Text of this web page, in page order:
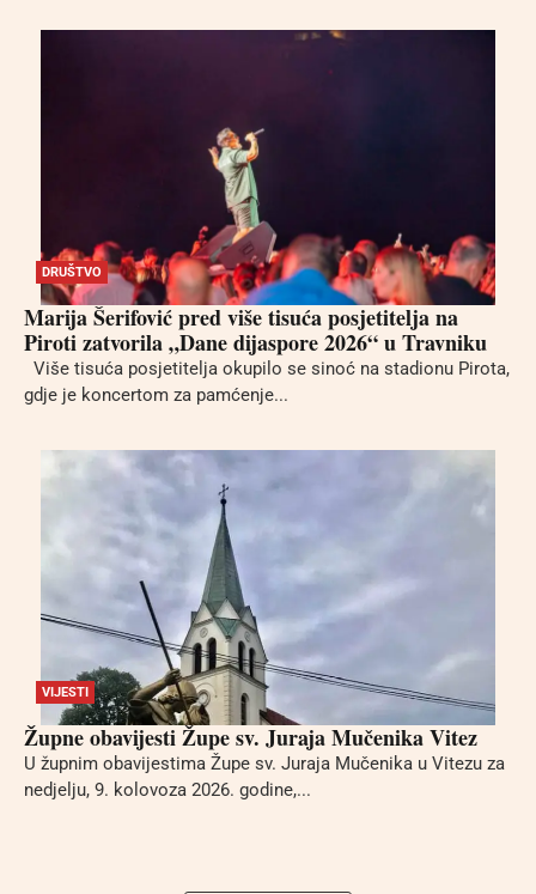
DRUŠTVO
Marija Šerifović pred više tisuća posjetitelja na
Piroti zatvorila „Dane dijaspore 2026“ u Travniku
Više tisuća posjetitelja okupilo se sinoć na stadionu Pirota,
gdje je koncertom za pamćenje...
VIJESTI
Župne obavijesti Župe sv. Juraja Mučenika Vitez
U župnim obavijestima Župe sv. Juraja Mučenika u Vitezu za
nedjelju, 9. kolovoza 2026. godine,...